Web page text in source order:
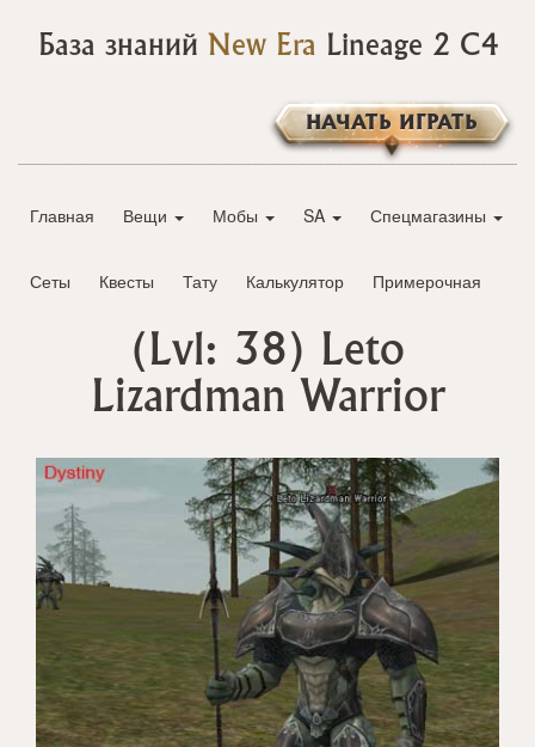
База знаний New Era Lineage 2 C4
НАЧАТЬ ИГРАТЬ
Главная Вещи Мобы SA Спецмагазины
Сеты Квесты Тату Калькулятор Примерочная
(Lvl: 38) Leto
Lizardman Warrior